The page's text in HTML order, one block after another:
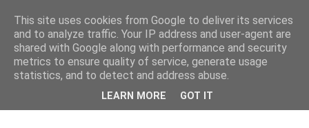
This site uses cookies from Google to deliver its services
and to analyze traffic. Your IP address and user-agent are
shared with Google along with performance and security
metrics to ensure quality of service, generate usage
statistics, and to detect and address abuse.
LEARN MORE GOT IT